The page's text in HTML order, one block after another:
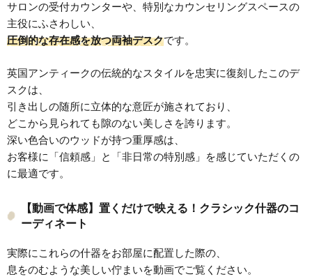
サロンの受付カウンターや、特別なカウンセリングスペースの
主役にふさわしい、
圧倒的な存在感を放つ両袖デスクです。
英国アンティークの伝統的なスタイルを忠実に復刻したこのデ
スクは、
引き出しの随所に立体的な意匠が施されており、
どこから見られても隙のない美しさを誇ります。
深い色合いのウッドが持つ重厚感は、
お客様に「信頼感」と「非日常の特別感」を感じていただくの
に最適です。
【動画で体感】置くだけで映える！クラシック什器のコ
ーディネート
実際にこれらの什器をお部屋に配置した際の、
息をのむような美しい佇まいを動画でご覧ください。